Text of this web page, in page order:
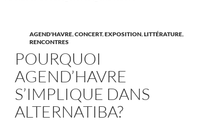
AGEND'HAVRE,CONCERT,EXPOSITION,LITTÉRATURE,
RENCONTRES
POURQUOI
AGEND’HAVRE
S’IMPLIQUE DANS
ALTERNATIBA?